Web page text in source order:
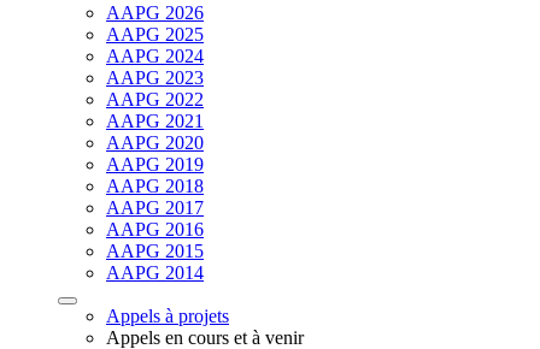
AAPG 2026
AAPG 2025
AAPG 2024
AAPG 2023
AAPG 2022
AAPG 2021
AAPG 2020
AAPG 2019
AAPG 2018
AAPG 2017
AAPG 2016
AAPG 2015
AAPG 2014
Appels à projets
Appels en cours et à venir